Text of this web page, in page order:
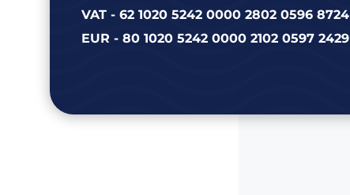
VAT - 62 1020 5242 0000 2802 0596 8724
EUR - 80 1020 5242 0000 2102 0597 2429